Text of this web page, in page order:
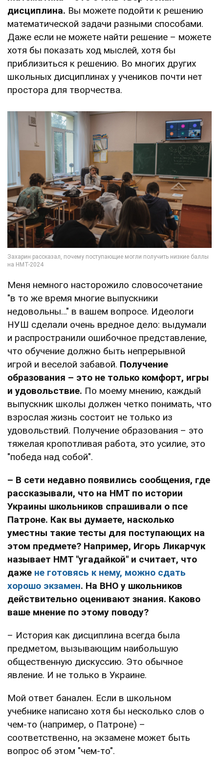
дисциплина. Вы можете подойти к решению
математической задачи разными способами.
Даже если не можете найти решение – можете
хотя бы показать ход мыслей, хотя бы
приблизиться к решению. Во многих других
школьных дисциплинах у учеников почти нет
простора для творчества.
Меня немного насторожило словосочетание
"в то же время многие выпускники
недовольны…" в вашем вопросе. Идеологи
НУШ сделали очень вредное дело: выдумали
и распространили ошибочное представление,
что обучение должно быть непрерывной
игрой и веселой забавой. Получение
образования – это не только комфорт, игры
и удовольствие. По моему мнению, каждый
выпускник школы должен четко понимать, что
взрослая жизнь состоит не только из
удовольствий. Получение образования – это
тяжелая кропотливая работа, это усилие, это
"победа над собой".
– В сети недавно появились сообщения, где
рассказывали, что на НМТ по истории
Украины школьников спрашивали о псе
Патроне. Как вы думаете, насколько
уместны такие тесты для поступающих на
этом предмете? Например, Игорь Ликарчук
называет НМТ "угадайкой" и считает, что
даже не готовясь к нему, можно сдать
хорошо экзамен. На ВНО у школьников
действительно оценивают знания. Каково
ваше мнение по этому поводу?
– История как дисциплина всегда была
предметом, вызывающим наибольшую
общественную дискуссию. Это обычное
явление. И не только в Украине.
Мой ответ банален. Если в школьном
учебнике написано хотя бы несколько слов о
чем-то (например, о Патроне) –
соответственно, на экзамене может быть
вопрос об этом "чем-то".